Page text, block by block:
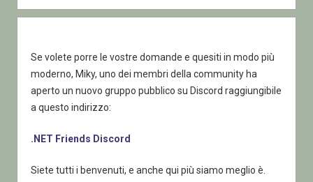
Se volete porre le vostre domande e quesiti in modo più
moderno, Miky, uno dei membri della community ha
aperto un nuovo gruppo pubblico su Discord raggiungibile
a questo indirizzo:
.NET Friends Discord
Siete tutti i benvenuti, e anche qui più siamo meglio è.